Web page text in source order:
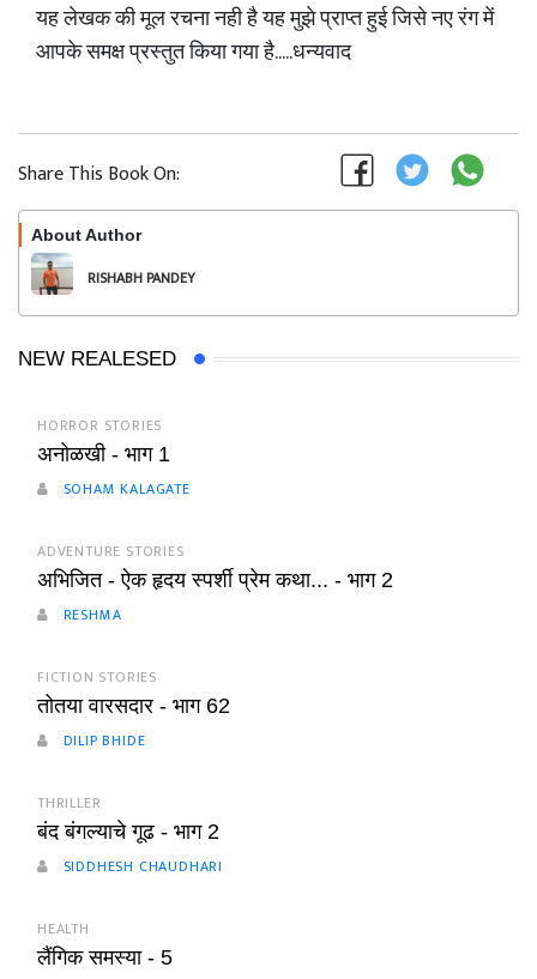
यह लेखक की मूल रचना नही है यह मुझे प्राप्त हुई जिसे नए रंग में
आपके समक्ष प्रस्तुत किया गया है.....धन्यवाद
Share This Book On:
About Author
RISHABH PANDEY
NEW REALESED
HORROR STORIES
अनोळखी - भाग 1
SOHAM KALAGATE
ADVENTURE STORIES
अभिजित - ऐक हृदय स्पर्शी प्रेम कथा... - भाग 2
RESHMA
FICTION STORIES
तोतया वारसदार - भाग 62
DILIP BHIDE
THRILLER
बंद बंगल्याचे गूढ - भाग 2
SIDDHESH CHAUDHARI
HEALTH
लैंगिक समस्या - 5